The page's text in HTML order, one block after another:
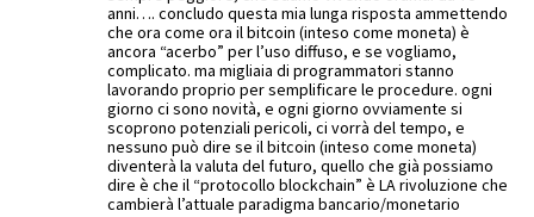
anni…. concludo questa mia lunga risposta ammettendo
che ora come ora il bitcoin (inteso come moneta) è
ancora “acerbo” per l’uso diffuso, e se vogliamo,
complicato. ma migliaia di programmatori stanno
lavorando proprio per semplificare le procedure. ogni
giorno ci sono novità, e ogni giorno ovviamente si
scoprono potenziali pericoli, ci vorrà del tempo, e
nessuno può dire se il bitcoin (inteso come moneta)
diventerà la valuta del futuro, quello che già possiamo
dire è che il “protocollo blockchain” è LA rivoluzione che
cambierà l’attuale paradigma bancario/monetario